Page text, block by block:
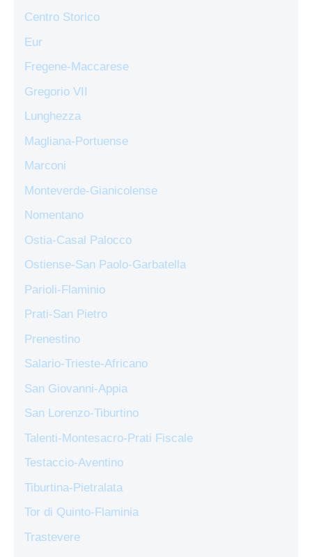
Centro Storico
Eur
Fregene-Maccarese
Gregorio VII
Lunghezza
Magliana-Portuense
Marconi
Monteverde-Gianicolense
Nomentano
Ostia-Casal Palocco
Ostiense-San Paolo-Garbatella
Parioli-Flaminio
Prati-San Pietro
Prenestino
Salario-Trieste-Africano
San Giovanni-Appia
San Lorenzo-Tiburtino
Talenti-Montesacro-Prati Fiscale
Testaccio-Aventino
Tiburtina-Pietralata
Tor di Quinto-Flaminia
Trastevere